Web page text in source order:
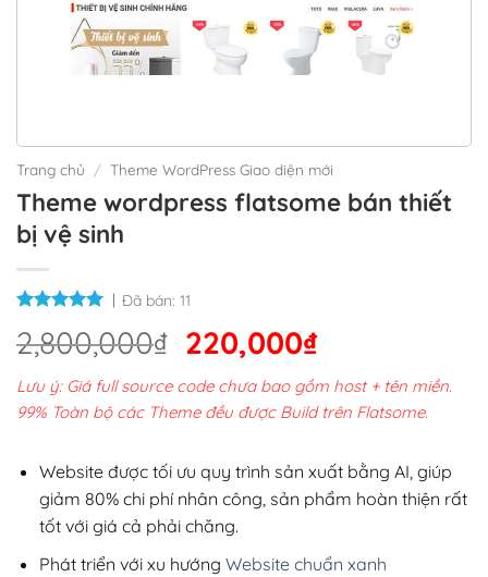
Trang chủ / Theme WordPress Giao diện mới
Theme wordpress flatsome bán thiết
bị vệ sinh
Đã bán: 11
2,800,000₫ Giá
gốc
là:
2,800,000₫.
220,000₫Giá
hiện
tại
220,000₫.
Lưu ý: Giá full source code chưa bao gồm host + tên miền.
99% Toàn bộ các Theme đều được Build trên Flatsome.
Website được tối ưu quy trình sản xuất bằng AI, giúp
giảm 80% chi phí nhân công, sản phẩm hoàn thiện rất
tốt với giá cả phải chăng.
Phát triển với xu hướng Website chuẩn xanh